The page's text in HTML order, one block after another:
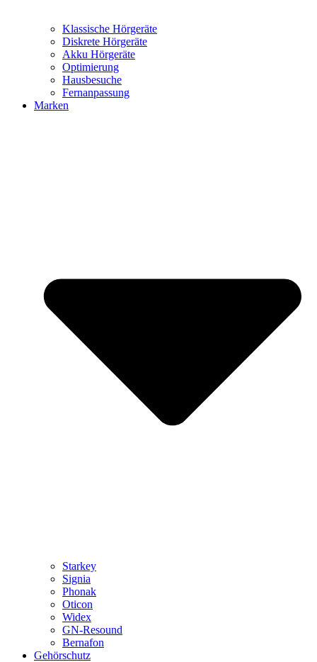
Klassische Hörgeräte
Diskrete Hörgeräte
Akku Hörgeräte
Optimierung
Hausbesuche
Fernanpassung
Marken
Starkey
Signia
Phonak
Oticon
Widex
GN-Resound
Bernafon
Gehörschutz